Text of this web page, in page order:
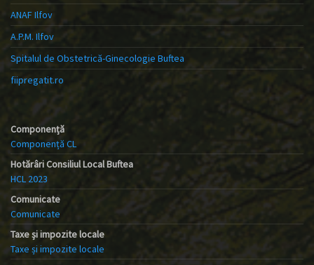
ANAF Ilfov
A.P.M. Ilfov
Spitalul de Obstetrică-Ginecologie Buftea
fiipregatit.ro
Componență
Componență CL
Hotărâri Consiliul Local Buftea
HCL 2023
Comunicate
Comunicate
Taxe și impozite locale
Taxe și impozite locale